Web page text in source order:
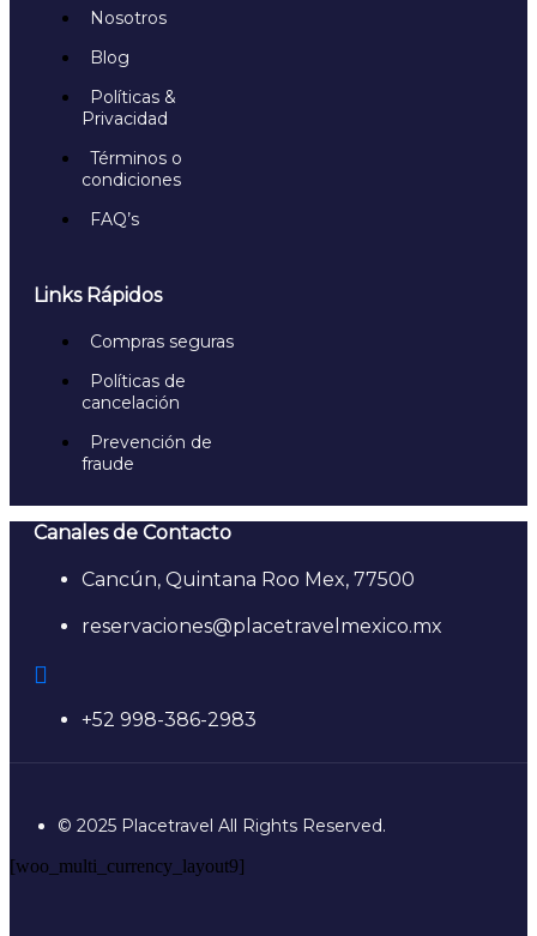
Nosotros
Blog
Políticas &
Privacidad
Términos o
condiciones
FAQ’s
Links Rápidos
Compras seguras
Políticas de
cancelación
Prevención de
fraude
Canales de Contacto
Cancún, Quintana Roo Mex, 77500
reservaciones@placetravelmexico.mx
+52 998-386-2983
© 2025 Placetravel All Rights Reserved.
[woo_multi_currency_layout9]